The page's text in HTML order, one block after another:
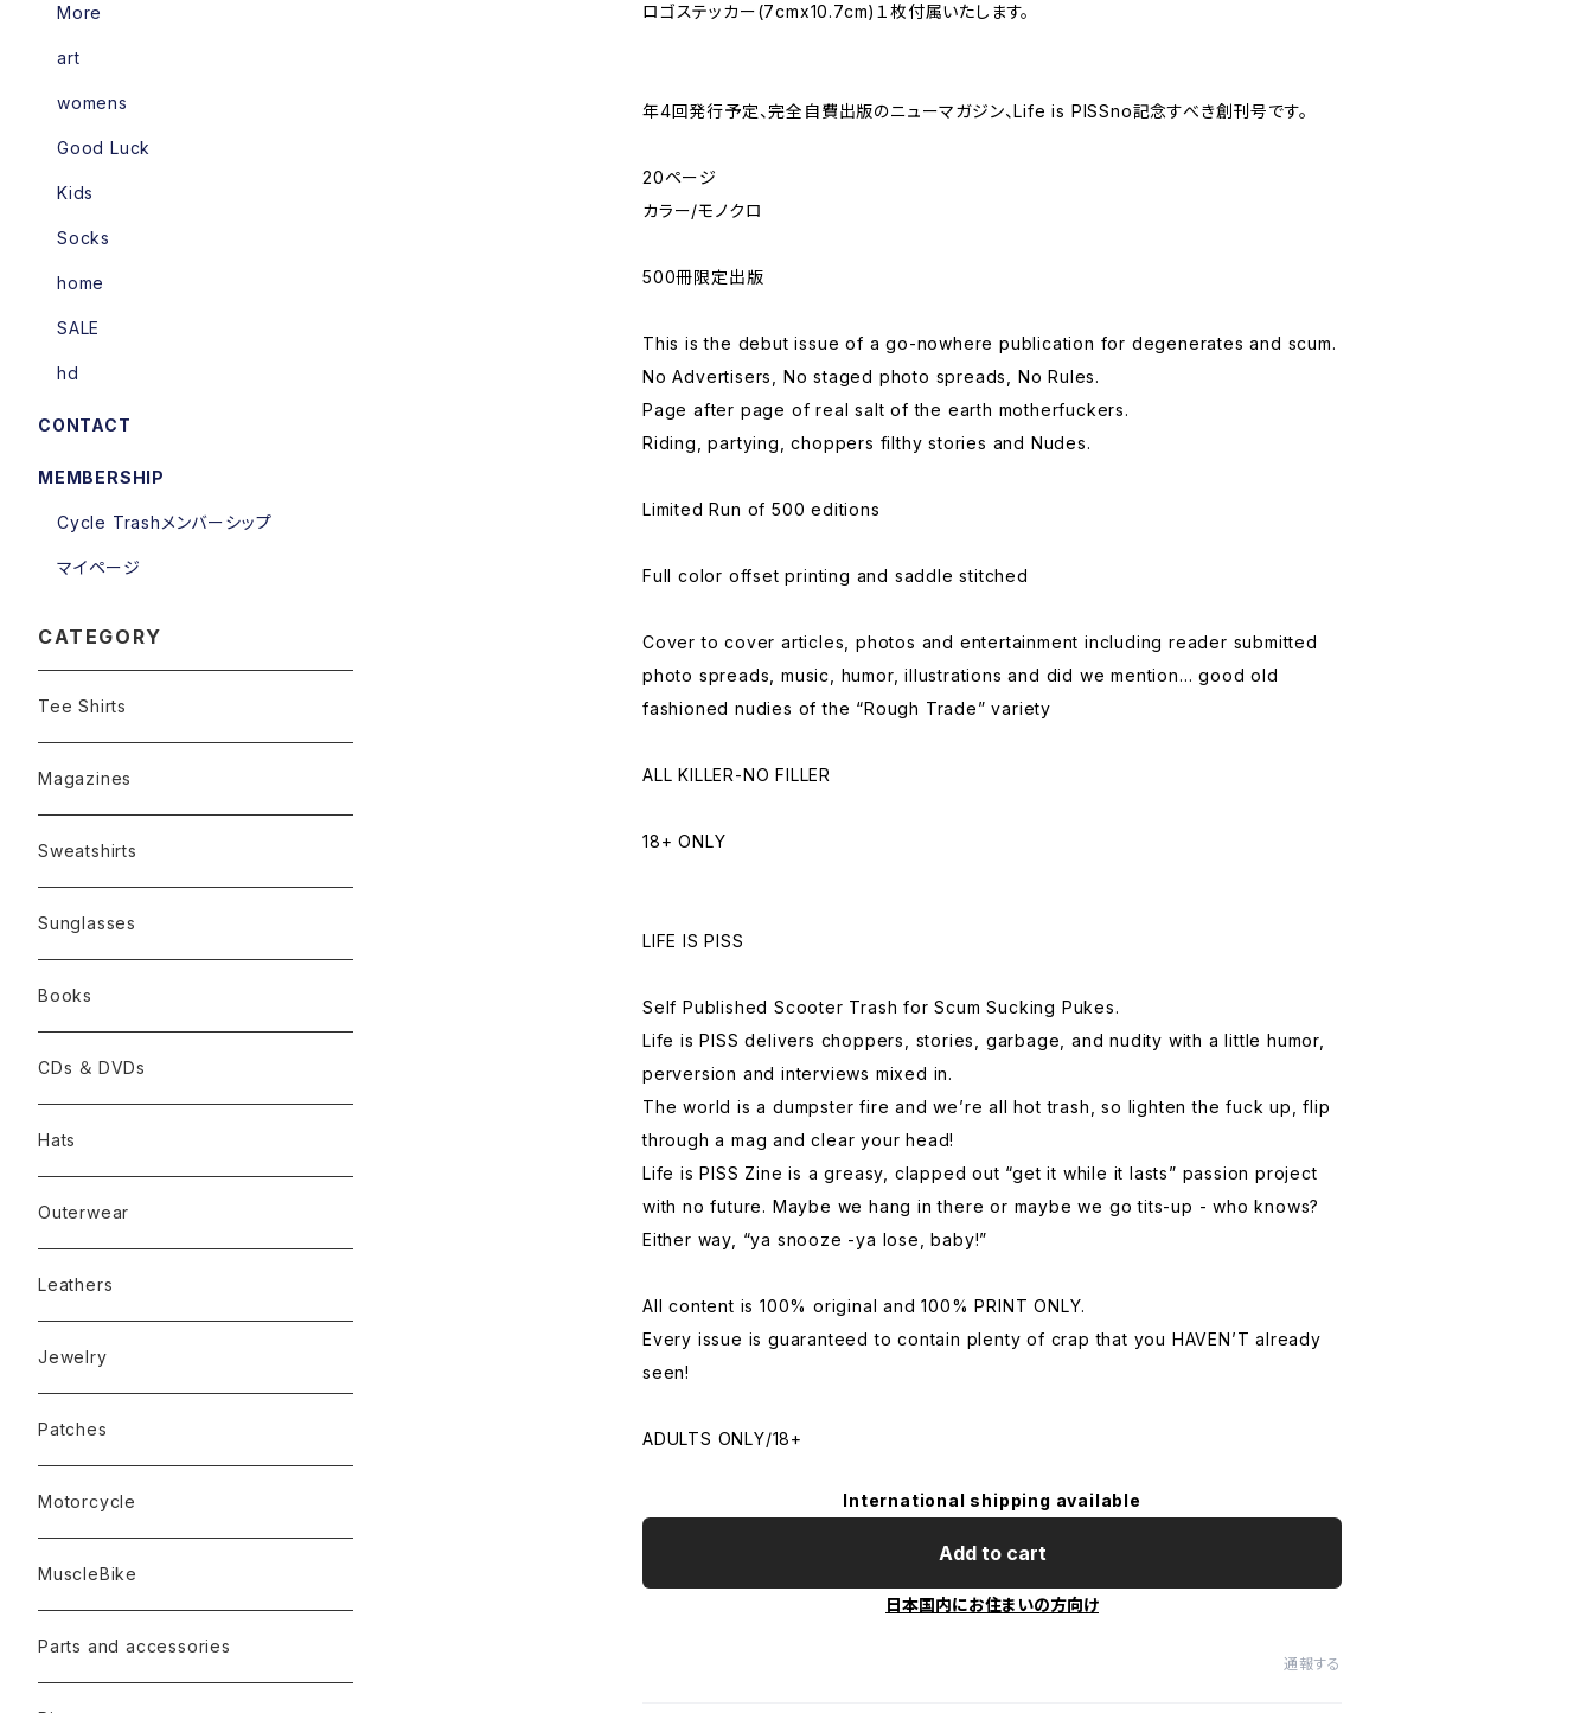
ロゴステッカー(7cmx10.7cm)１枚付属いたします。
年4回発行予定、完全自費出版のニューマガジン、Life is PISSno記念すべき創刊号です。
20ページ
カラー/モノクロ
500冊限定出版
This is the debut issue of a go-nowhere publication for degenerates and scum.
No Advertisers, No staged photo spreads, No Rules.
Page after page of real salt of the earth motherfuckers.
Riding, partying, choppers filthy stories and Nudes.
Limited Run of 500 editions
Full color offset printing and saddle stitched
Cover to cover articles, photos and entertainment including reader submitted
photo spreads, music, humor, illustrations and did we mention… good old
fashioned nudies of the “Rough Trade” variety
ALL KILLER-NO FILLER
18+ ONLY
LIFE IS PISS
Self Published Scooter Trash for Scum Sucking Pukes.
Life is PISS delivers choppers, stories, garbage, and nudity with a little humor,
perversion and interviews mixed in.
The world is a dumpster fire and we’re all hot trash, so lighten the fuck up, flip
through a mag and clear your head!
Life is PISS Zine is a greasy, clapped out “get it while it lasts” passion project
with no future. Maybe we hang in there or maybe we go tits-up - who knows?
Either way, “ya snooze -ya lose, baby!”
All content is 100% original and 100% PRINT ONLY.
Every issue is guaranteed to contain plenty of crap that you HAVEN’T already
seen!
ADULTS ONLY/18+
International shipping available
Add to cart
日本国内にお住まいの方向け
通報する
More
art
womens
Good Luck
Kids
Socks
home
SALE
hd
CONTACT
MEMBERSHIP
Cycle Trashメンバーシップ
マイページ
CATEGORY
Tee Shirts
Magazines
Sweatshirts
Sunglasses
Books
CDs ＆ DVDs
Hats
Outerwear
Leathers
Jewelry
Patches
Motorcycle
MuscleBike
Parts and accessories